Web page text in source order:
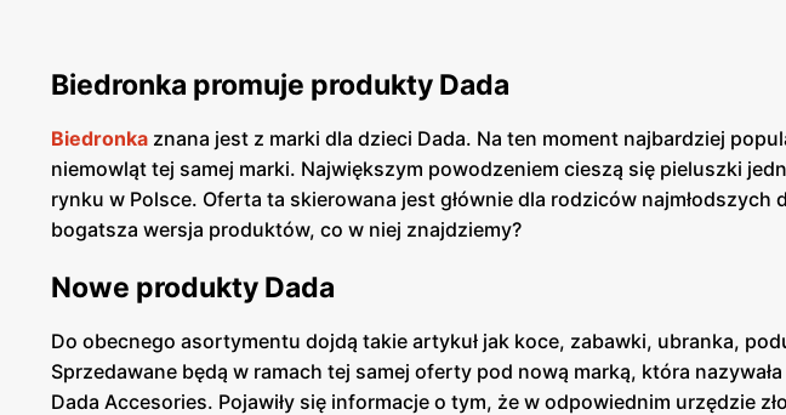
Biedronka promuje produkty Dada
Biedronka znana jest z marki dla dzieci Dada. Na ten moment najbardziej
niemowląt tej samej marki. Największym powodzeniem cieszą się pieluszki
rynku w Polsce. Oferta ta skierowana jest głównie dla rodziców najmłodszych
bogatsza wersja produktów, co w niej znajdziemy?
Nowe produkty Dada
Do obecnego asortymentu dojdą takie artykuł jak koce, zabawki, ubranka,
Sprzedawane będą w ramach tej samej oferty pod nową marką, która
Dada Accesories. Pojawiły się informacje o tym, że w odpowiednim urzędzie